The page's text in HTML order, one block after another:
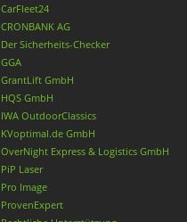
CarFleet24
CRONBANK AG
Der Sicherheits-Checker
GGA
GrantLift GmbH
HQS GmbH
IWA OutdoorClassics
KVoptimal.de GmbH
OverNight Express & Logistics GmbH
PiP Laser
Pro Image
ProvenExpert